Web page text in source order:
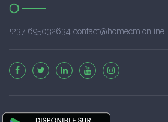
+237 695032634 contact@homecm.online